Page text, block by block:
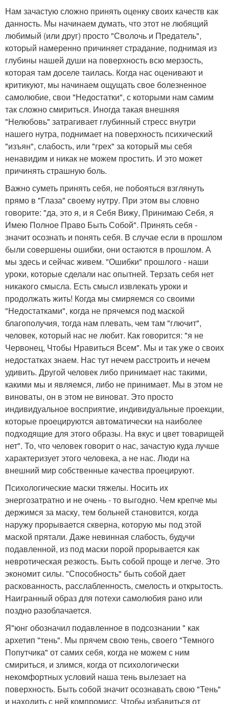
Нам зачастую сложно принять оценку своих качеств как
данность. Мы начинаем думать, что этот не любящий
любимый (или друг) просто "Сволочь и Предатель",
который намеренно причиняет страдание, поднимая из
глубины нашей души на поверхность всю мерзость,
которая там доселе таилась. Когда нас оценивают и
критикуют, мы начинаем ощущать свое болезненное
самолюбие, свои "Недостатки", с которыми нам самим
так сложно смириться. Иногда такая внешняя
"Нелюбовь" затрагивает глубинный стресс внутри
нашего нутра, поднимает на поверхность психический
"изъян", слабость, или "грех" за который мы себя
ненавидим и никак не можем простить. И это может
причинять страшную боль.
Важно суметь принять себя, не побояться взглянуть
прямо в "Глаза" своему нутру. При этом вы словно
говорите: "да, это я, и я Себя Вижу, Принимаю Себя, я
Имею Полное Право Быть Собой". Принять себя -
значит осознать и понять себя. В случае если в прошлом
были совершены ошибки, они остаются в прошлом. А
мы здесь и сейчас живем. "Ошибки" прошлого - наши
уроки, которые сделали нас опытней. Терзать себя нет
никакого смысла. Есть смысл извлекать уроки и
продолжать жить! Когда мы смиряемся со своими
"Недостатками", когда не прячемся под маской
благополучия, тогда нам плевать, чем там "глючит",
человек, который нас не любит. Как говорится: "я не
Червонец, Чтобы Нравиться Всем". Мы и так уже о своих
недостатках знаем. Нас тут нечем расстроить и нечем
удивить. Другой человек либо принимает нас такими,
какими мы и являемся, либо не принимает. Мы в этом не
виноваты, он в этом не виноват. Это просто
индивидуальное восприятие, индивидуальные проекции,
которые проецируются автоматически на наиболее
подходящие для этого образы. На вкус и цвет товарищей
нет". То, что человек говорит о нас, зачастую куда лучше
характеризует этого человека, а не нас. Люди на
внешний мир собственные качества проецируют.
Психологические маски тяжелы. Носить их
энергозатратно и не очень - то выгодно. Чем крепче мы
держимся за маску, тем больней становится, когда
наружу прорывается скверна, которую мы под этой
маской прятали. Даже невинная слабость, будучи
подавленной, из под маски порой прорывается как
невротическая резкость. Быть собой проще и легче. Это
экономит силы. "Способность" быть собой дает
раскованность, расслабленность, смелость и открытость.
Наигранный образ для потехи самолюбия рано или
поздно разоблачается.
Я"юнг обозначил подавленное в подсознании " как
архетип "тень". Мы прячем свою тень, своего "Темного
Попутчика" от самих себя, когда не можем с ним
смириться, и злимся, когда от психологически
некомфортных условий наша тень вылезает на
поверхность. Быть собой значит осознавать свою "Тень"
и находить с ней компромисс. Чтобы избавиться от